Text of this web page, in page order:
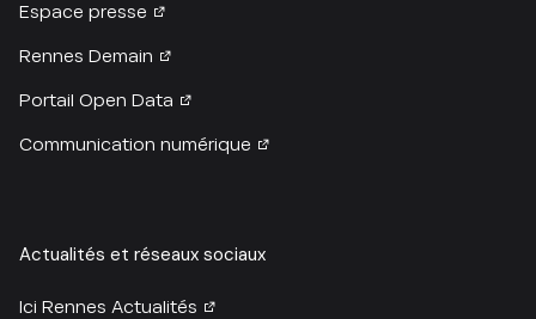
Espace presse
Rennes Demain
Portail Open Data
Communication numérique
Actualités et réseaux sociaux
Ici Rennes Actualités